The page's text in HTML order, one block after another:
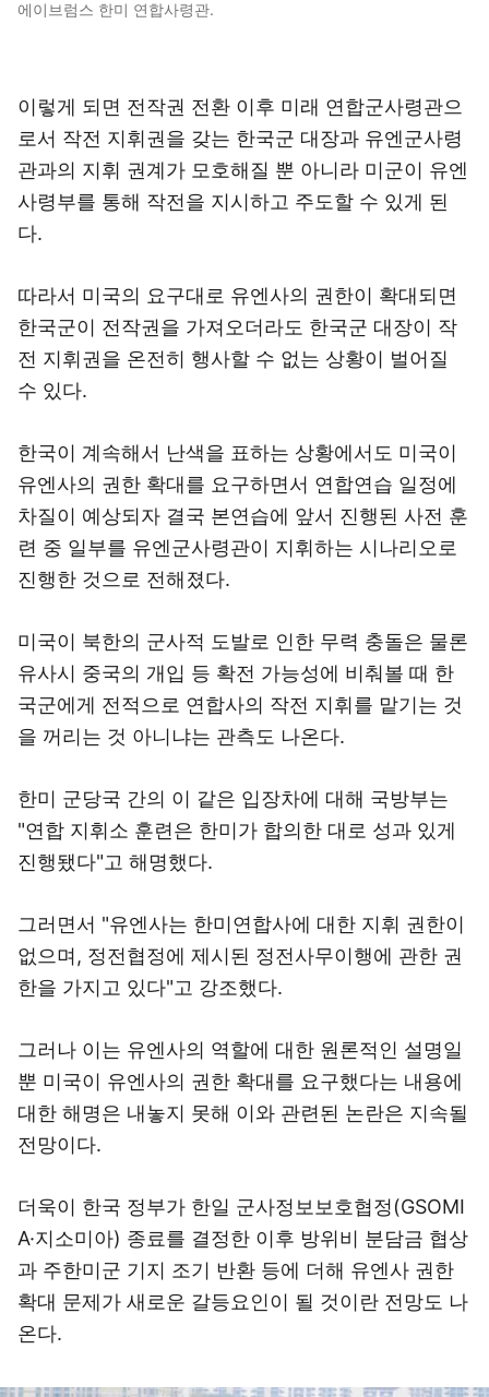
에이브럼스 한미 연합사령관.
이렇게 되면 전작권 전환 이후 미래 연합군사령관으
로서 작전 지휘권을 갖는 한국군 대장과 유엔군사령
관과의 지휘 권계가 모호해질 뿐 아니라 미군이 유엔
사령부를 통해 작전을 지시하고 주도할 수 있게 된
다.
따라서 미국의 요구대로 유엔사의 권한이 확대되면
한국군이 전작권을 가져오더라도 한국군 대장이 작
전 지휘권을 온전히 행사할 수 없는 상황이 벌어질
수 있다.
한국이 계속해서 난색을 표하는 상황에서도 미국이
유엔사의 권한 확대를 요구하면서 연합연습 일정에
차질이 예상되자 결국 본연습에 앞서 진행된 사전 훈
련 중 일부를 유엔군사령관이 지휘하는 시나리오로
진행한 것으로 전해졌다.
미국이 북한의 군사적 도발로 인한 무력 충돌은 물론
유사시 중국의 개입 등 확전 가능성에 비춰볼 때 한
국군에게 전적으로 연합사의 작전 지휘를 맡기는 것
을 꺼리는 것 아니냐는 관측도 나온다.
한미 군당국 간의 이 같은 입장차에 대해 국방부는
"연합 지휘소 훈련은 한미가 합의한 대로 성과 있게
진행됐다"고 해명했다.
그러면서 "유엔사는 한미연합사에 대한 지휘 권한이
없으며, 정전협정에 제시된 정전사무이행에 관한 권
한을 가지고 있다"고 강조했다.
그러나 이는 유엔사의 역할에 대한 원론적인 설명일
뿐 미국이 유엔사의 권한 확대를 요구했다는 내용에
대한 해명은 내놓지 못해 이와 관련된 논란은 지속될
전망이다.
더욱이 한국 정부가 한일 군사정보보호협정(GSOMI
A·지소미아) 종료를 결정한 이후 방위비 분담금 협상
과 주한미군 기지 조기 반환 등에 더해 유엔사 권한
확대 문제가 새로운 갈등요인이 될 것이란 전망도 나
온다.